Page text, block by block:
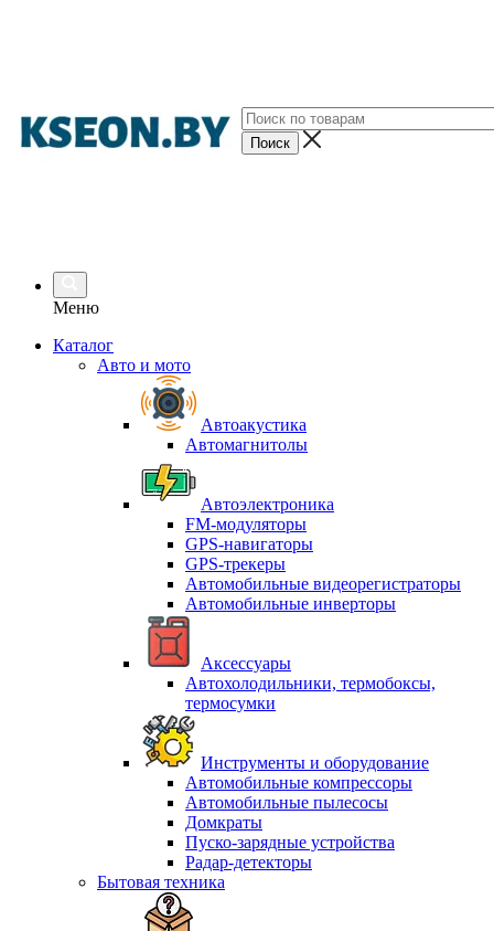
Меню
Каталог
Авто и мото
Автоакустика
Автомагнитолы
Автоэлектроника
FM-модуляторы
GPS-навигаторы
GPS-трекеры
Автомобильные видеорегистраторы
Автомобильные инверторы
Аксессуары
Автохолодильники, термобоксы,
термосумки
Инструменты и оборудование
Автомобильные компрессоры
Автомобильные пылесосы
Домкраты
Пуско-зарядные устройства
Радар-детекторы
Бытовая техника